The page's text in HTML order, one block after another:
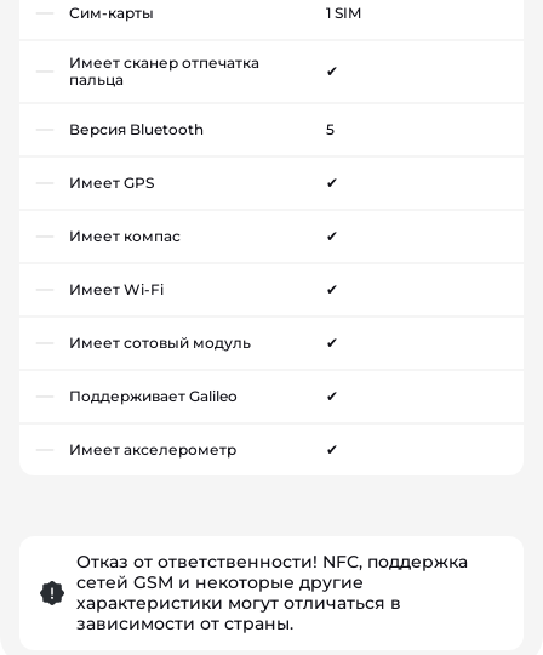
Сим-карты 1 SIM
Имеет сканер отпечатка
пальца
✔
Версия Bluetooth 5
Имеет GPS ✔
Имеет компас ✔
Имеет Wi-Fi ✔
Имеет сотовый модуль ✔
Поддерживает Galileo ✔
Имеет акселерометр ✔
Отказ от ответственности! NFC, поддержка
сетей GSM и некоторые другие
характеристики могут отличаться в
зависимости от страны.